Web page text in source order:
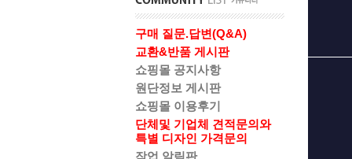
구매 질문.답변(Q&A)
교환&반품 게시판
쇼핑몰 공지사항
원단정보 게시판
쇼핑몰 이용후기
단체및 기업체 견적문의와
특별 디자인 가격문의
작업 알림판